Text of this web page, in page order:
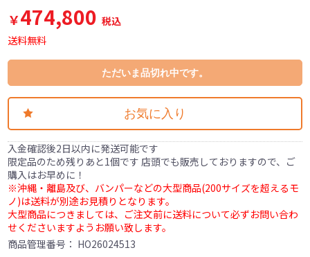
￥474,800 税込
送料無料
ただいま品切れ中です。
お気に入り
入金確認後2日以内に発送可能です
限定品のため残りあと1個です 店頭でも販売しておりますので、ご
購入はお早めに！
※沖縄・離島及び、バンパーなどの大型商品(200サイズを超えるモ
ノ)は送料が別途お見積りとなります。
大型商品につきましては、ご注文前に送料について必ずお問い合わ
せくださいますようお願い致します。
商品管理番号： HO26024513